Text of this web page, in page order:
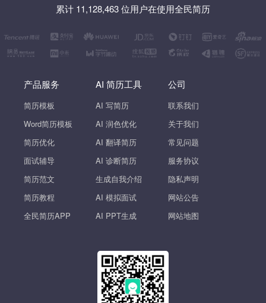
累计 11,128,463 位用户在使用全民简历
产品服务
简历模板
Word简历模板
简历优化
面试辅导
简历范文
简历教程
全民简历APP
AI 简历工具
AI 写简历
AI 润色优化
AI 翻译简历
AI 诊断简历
生成自我介绍
AI 模拟面试
AI PPT生成
公司
联系我们
关于我们
常见问题
服务协议
隐私声明
网站公告
网站地图